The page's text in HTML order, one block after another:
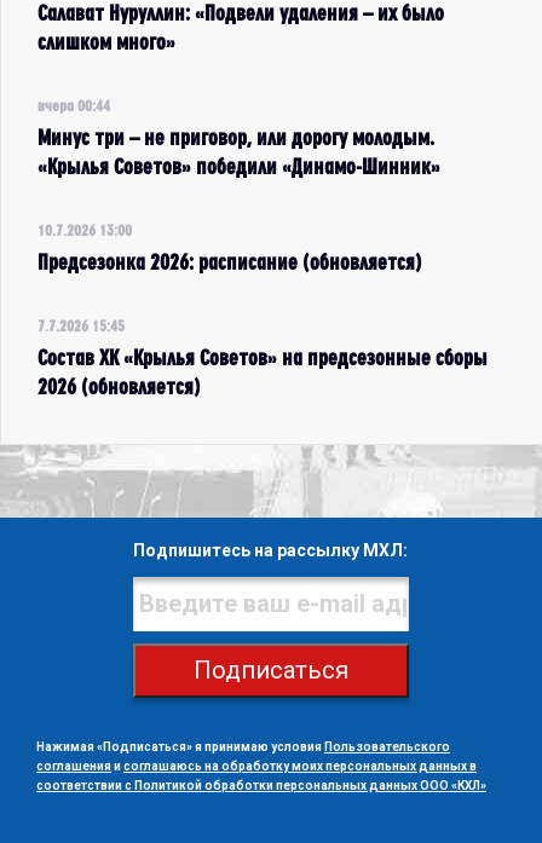
Салават Нуруллин: «Подвели удаления – их было
слишком много»
вчера 00:44
Минус три – не приговор, или дорогу молодым.
«Крылья Советов» победили «Динамо-Шинник»
10.7.2026 13:00
Предсезонка 2026: расписание (обновляется)
7.7.2026 15:45
Состав ХК «Крылья Советов» на предсезонные сборы
2026 (обновляется)
Подпишитесь на рассылку МХЛ:
Подписаться
Нажимая «Подписаться» я принимаю условия Пользовательского
соглашенияисоглашаюсь на обработку моих персональных данных в
соответствии с Политикой обработки персональных данных ООО «КХЛ»